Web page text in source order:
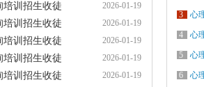
培训招生收徒 2026-01-19
培训招生收徒 2026-01-19
培训招生收徒 2026-01-19
培训招生收徒 2026-01-19
培训招生收徒 2026-01-19
3 心
4 心
5 心
6 心